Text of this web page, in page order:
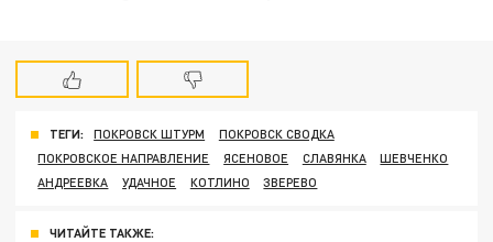
ТЕГИ: ПОКРОВСК ШТУРМ
ПОКРОВСК СВОДКА
ПОКРОВСКОЕ НАПРАВЛЕНИЕ
ЯСЕНОВОЕ СЛАВЯНКА
ШЕВЧЕНКО
АНДРЕЕВКА
УДАЧНОЕ КОТЛИНО ЗВЕРЕВО
ЧИТАЙТЕ ТАКЖЕ: